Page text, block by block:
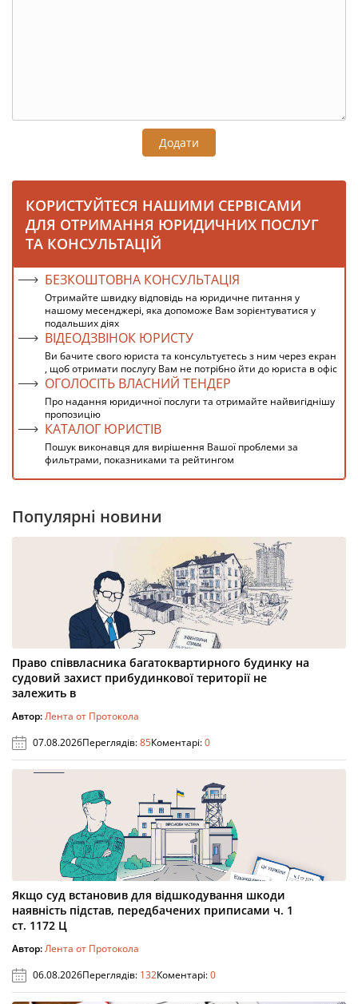
Додати
КОРИСТУЙТЕСЯ НАШИМИ СЕРВІСАМИ
ДЛЯ ОТРИМАННЯ ЮРИДИЧНИХ ПОСЛУГ
ТА КОНСУЛЬТАЦІЙ
БЕЗКОШТОВНА КОНСУЛЬТАЦІЯ
Отримайте швидку відповідь на юридичне питання у
нашому месенджері, яка допоможе Вам зорієнтуватися у
подальших діях
ВІДЕОДЗВІНОК ЮРИСТУ
Ви бачите свого юриста та консультуєтесь з ним через екран
, щоб отримати послугу Вам не потрібно йти до юриста в офіс
ОГОЛОСІТЬ ВЛАСНИЙ ТЕНДЕР
Про надання юридичної послуги та отримайте найвигіднішу
пропозицію
КАТАЛОГ ЮРИСТІВ
Пошук виконавця для вирішення Вашої проблеми за
фильтрами, показниками та рейтингом
Популярні новини
Право співвласника багатоквартирного будинку на
судовий захист прибудинкової території не
залежить в
Автор:Лента от Протокола
07.08.2026Переглядів:85Коментарі:0
Якщо суд встановив для відшкодування шкоди
наявність підстав, передбачених приписами ч. 1
ст. 1172 Ц
Автор:Лента от Протокола
06.08.2026Переглядів: 132Коментарі:0